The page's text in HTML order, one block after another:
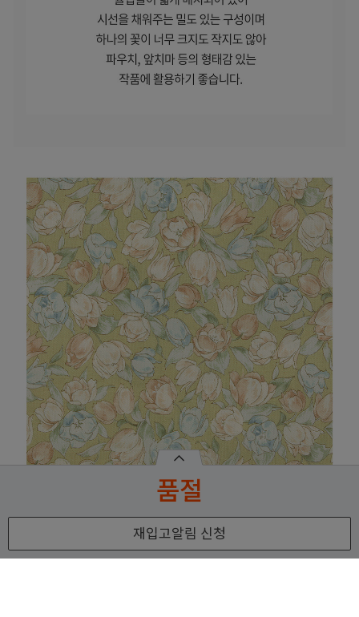
품절
재입고알림 신청